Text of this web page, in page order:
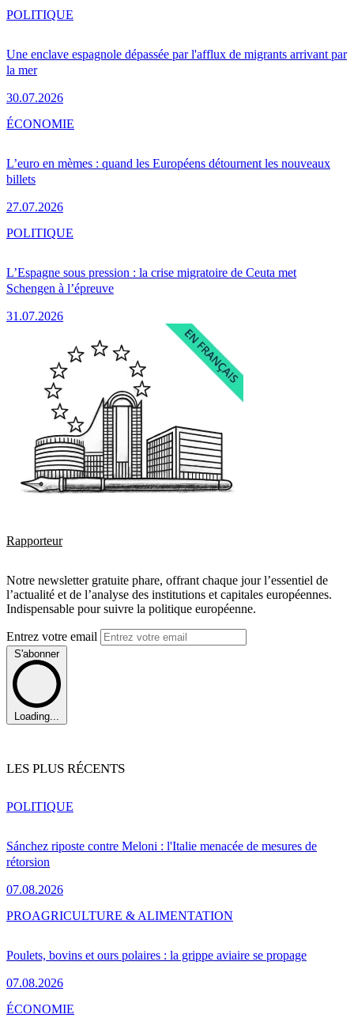
Une enclave espagnole dépassée par l'afflux de migrants arrivant par
la mer
30.07.2026
POLITIQUE
L’euro en mèmes : quand les Européens détournent les nouveaux
billets
27.07.2026
ÉCONOMIE
L’Espagne sous pression : la crise migratoire de Ceuta met
Schengen à l’épreuve
31.07.2026
POLITIQUE
Rapporteur
Notre newsletter gratuite phare, offrant chaque jour l’essentiel de
l’actualité et de l’analyse des institutions et capitales européennes.
Indispensable pour suivre la politique européenne.
Entrez votre email
S'abonner
Loading...
LES PLUS RÉCENTS
Sánchez riposte contre Meloni : l'Italie menacée de mesures de
rétorsion
07.08.2026
POLITIQUE
Poulets, bovins et ours polaires : la grippe aviaire se propage
07.08.2026
PROAGRICULTURE & ALIMENTATION
ÉCONOMIE